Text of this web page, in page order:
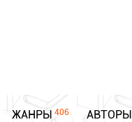
ЖАНРЫ 406 АВТОРЫ